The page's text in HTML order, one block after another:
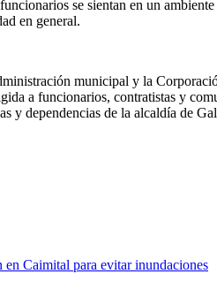
se sientan en un
en general.
municipal y la
a funcionarios, contratistas y
de la alcaldía de
Caimital para evitar inundaciones